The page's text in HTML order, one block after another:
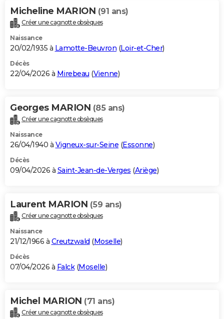
Micheline MARION (91 ans)
Créer une cagnotte obsèques
Naissance
20/02/1935 à Lamotte-Beuvron (Loir-et-Cher)
Décès
22/04/2026 à Mirebeau (Vienne)
Georges MARION (85 ans)
Créer une cagnotte obsèques
Naissance
26/04/1940 à Vigneux-sur-Seine (Essonne)
Décès
09/04/2026 à Saint-Jean-de-Verges (Ariège)
Laurent MARION (59 ans)
Créer une cagnotte obsèques
Naissance
21/12/1966 à Creutzwald (Moselle)
Décès
07/04/2026 à Falck(Moselle)
Michel MARION (71 ans)
Créer une cagnotte obsèques